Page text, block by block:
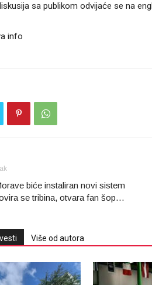
sa publikom odvijaće se na
info
biće instaliran novi sistem
se tribina, otvara fan šop…
Više od autora